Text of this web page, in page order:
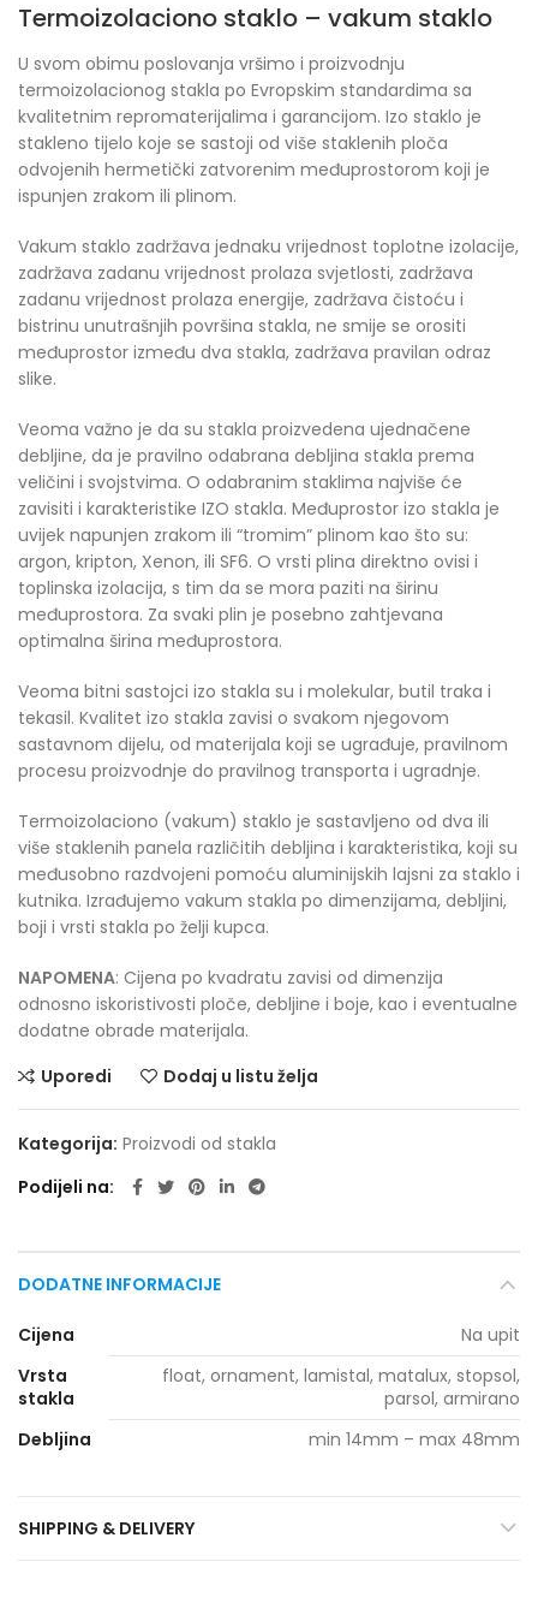
Termoizolaciono staklo – vakum staklo
U svom obimu poslovanja vršimo i proizvodnju
termoizolacionog stakla po Evropskim standardima sa
kvalitetnim repromaterijalima i garancijom. Izo staklo je
stakleno tijelo koje se sastoji od više staklenih ploča
odvojenih hermetički zatvorenim međuprostorom koji je
ispunjen zrakom ili plinom.
Vakum staklo zadržava jednaku vrijednost toplotne izolacije,
zadržava zadanu vrijednost prolaza svjetlosti, zadržava
zadanu vrijednost prolaza energije, zadržava čistoću i
bistrinu unutrašnjih površina stakla, ne smije se orositi
međuprostor između dva stakla, zadržava pravilan odraz
slike.
Veoma važno je da su stakla proizvedena ujednačene
debljine, da je pravilno odabrana debljina stakla prema
veličini i svojstvima. O odabranim staklima najviše će
zavisiti i karakteristike IZO stakla. Međuprostor izo stakla je
uvijek napunjen zrakom ili “tromim” plinom kao što su:
argon, kripton, Xenon, ili SF6. O vrsti plina direktno ovisi i
toplinska izolacija, s tim da se mora paziti na širinu
međuprostora. Za svaki plin je posebno zahtjevana
optimalna širina međuprostora.
Veoma bitni sastojci izo stakla su i molekular, butil traka i
tekasil. Kvalitet izo stakla zavisi o svakom njegovom
sastavnom dijelu, od materijala koji se ugrađuje, pravilnom
procesu proizvodnje do pravilnog transporta i ugradnje.
Termoizolaciono (vakum) staklo je sastavljeno od dva ili
više staklenih panela različitih debljina i karakteristika, koji su
međusobno razdvojeni pomoću aluminijskih lajsni za staklo i
kutnika. Izrađujemo vakum stakla po dimenzijama, debljini,
boji i vrsti stakla po želji kupca.
NAPOMENA: Cijena po kvadratu zavisi od dimenzija
odnosno iskoristivosti ploče, debljine i boje, kao i eventualne
dodatne obrade materijala.
Uporedi
Dodaj u listu želja
Kategorija: Proizvodi od stakla
Podijeli na
DODATNE INFORMACIJE
Cijena
Na upit
Vrsta
stakla
float, ornament, lamistal, matalux, stopsol,
parsol, armirano
Debljina
min 14mm – max 48mm
SHIPPING & DELIVERY